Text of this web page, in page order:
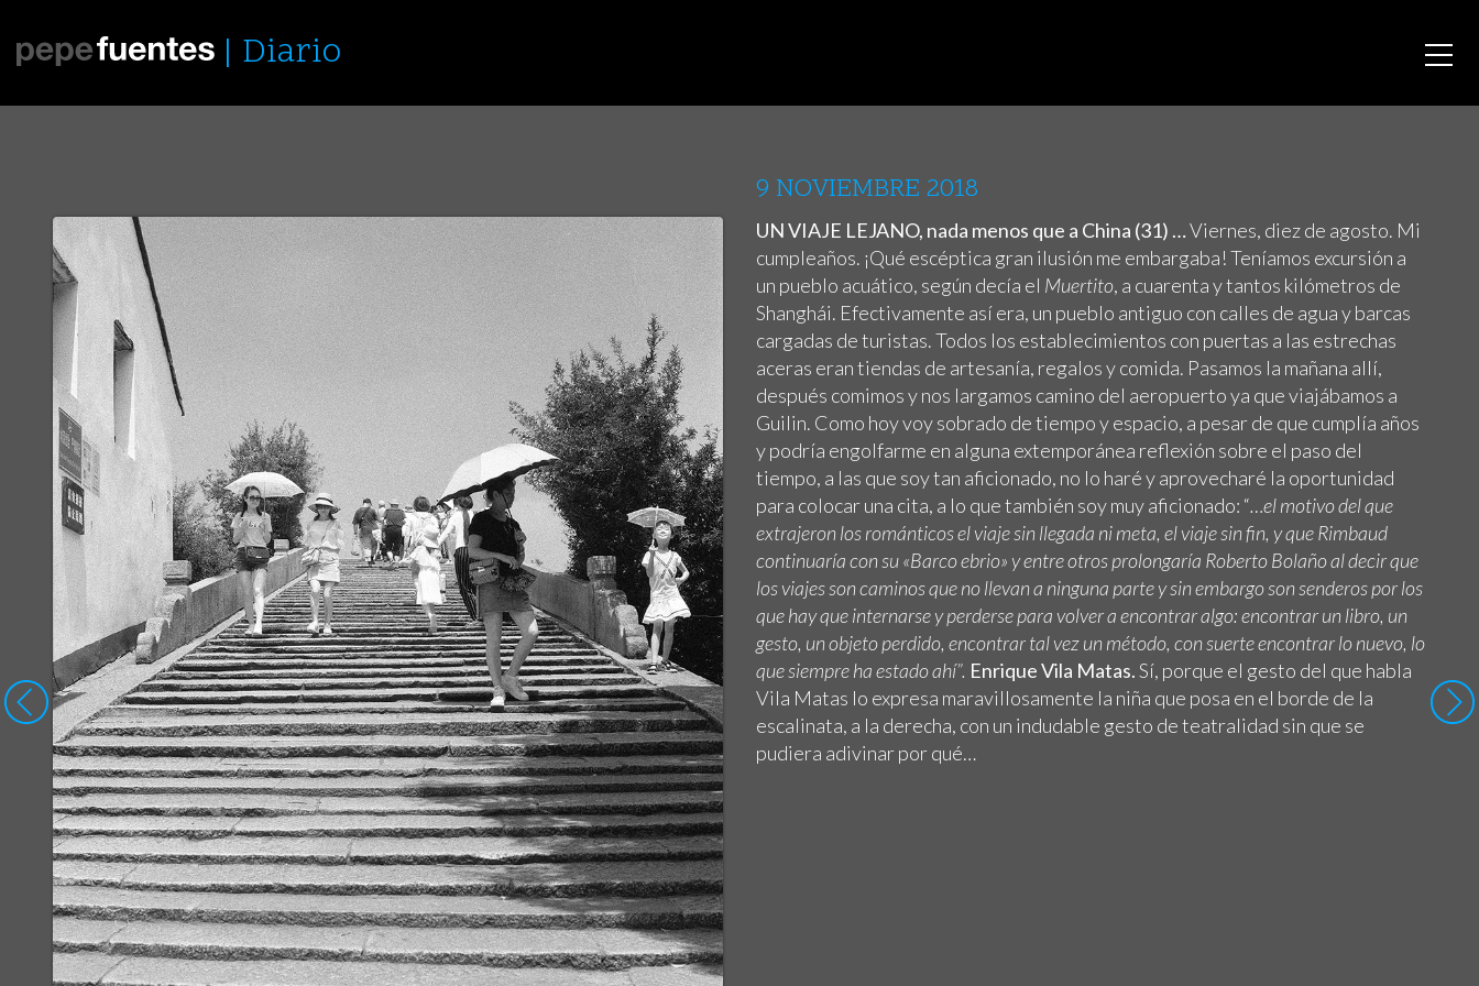
Diario
9 NOVIEMBRE 2018
UN VIAJE LEJANO, nada menos que a China (31) …Viernes, diez de agosto. Mi
cumpleaños. ¡Qué escéptica gran ilusión me embargaba! Teníamos excursión a
un pueblo acuático, según decía el Muertito, a cuarenta y tantos kilómetros de
Shanghái. Efectivamente así era, un pueblo antiguo con calles de agua y barcas
cargadas de turistas. Todos los establecimientos con puertas a las estrechas
aceras eran tiendas de artesanía, regalos y comida. Pasamos la mañana allí,
después comimos y nos largamos camino del aeropuerto ya que viajábamos a
Guilin. Como hoy voy sobrado de tiempo y espacio, a pesar de que cumplía años
y podría engolfarme en alguna extemporánea reflexión sobre el paso del
tiempo, a las que soy tan aficionado, no lo haré y aprovecharé la oportunidad
para colocar una cita, a lo que también soy muy aficionado: “…el motivo del que
extrajeron los románticos el viaje sin llegada ni meta, el viaje sin fin, y que Rimbaud
continuaría con su «Barco ebrio» y entre otros prolongaría Roberto Bolaño al decir que
los viajes son caminos que no llevan a ninguna parte y sin embargo son senderos por los
que hay que internarse y perderse para volver a encontrar algo: encontrar un libro, un
gesto, un objeto perdido, encontrar tal vez un método, con suerte encontrar lo nuevo, lo
que siempre ha estado ahí”. Enrique Vila Matas.Sí, porque el gesto del que habla
Vila Matas lo expresa maravillosamente la niña que posa en el borde de la
escalinata, a la derecha, con un indudable gesto de teatralidad sin que se
pudiera adivinar por qué…